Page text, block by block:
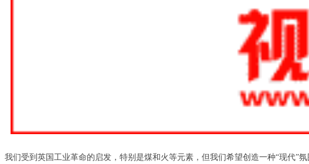
我们受到英国工业革命的启发，特别是煤和火等元素，但我们希望创造一种“现代”